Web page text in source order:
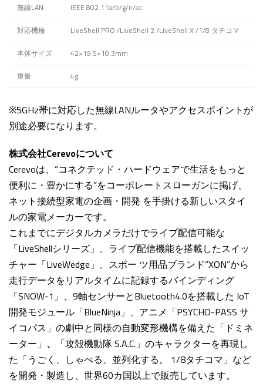
無線LAN IEEE 802.11a/b/g/n/ac
対応機種 LiveShell PRO /LiveShell 2 /LiveShell X /1/8 タチコマ
本体サイズ 42×19.5×10.3mm
重量 4g
※5GHz帯に対応した無線LANルータやアクセスポイントが
別途必要になります。
株式会社Cerevoについて
Cerevoは、“コネクテッド・ハードウェアで生活をもっと
便利に・豊かにする”をコーポレートスローガンに掲げ、
ネット接続型家電の企画・開発 を手掛ける新しいスタイ
ルの家電メーカーです。
これまでにデジタルカメラだけでライブ配信可能な
「LiveShellシリーズ」、ライブ配信機能を搭載したスイッ
チャー「LiveWedge」、スポー ツ用品ブランド“XON”から
走行データをリアルタイムに記録するバインディング
「SNOW-1」、9軸センサーとBluetooth4.0を搭載した IoT
開発モジュール「BlueNinja」、アニメ「PSYCHO-PASS サ
イコパス」の劇中と同様の自動変形機構を備えた「ドミネ
ーター」 、
「攻殻機動隊 S.A.C.」のキャラクターを再現し
た「うごく、しゃべる、並列化する。 1/8タチコマ」など
を開発・製造し、世界60カ国以上で販売しています。